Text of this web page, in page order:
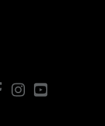
FacebookInstagramYouTube